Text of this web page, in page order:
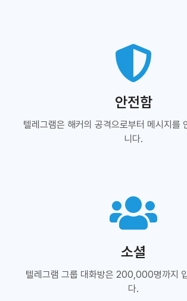
안전함
텔레그램은 해커의 공격으로부터 메시지를
니다.
소셜
텔레그램 그룹 대화방은 200,000명까지
다.